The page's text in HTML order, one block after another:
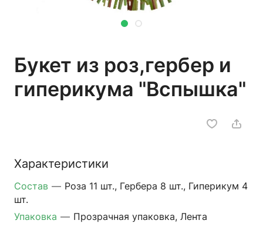
Букет из роз,гербер и
гиперикума "Вспышка"
Характеристики
Состав — Роза 11 шт., Гербера 8 шт., Гиперикум 4
шт.
Упаковка — Прозрачная упаковка, Лента